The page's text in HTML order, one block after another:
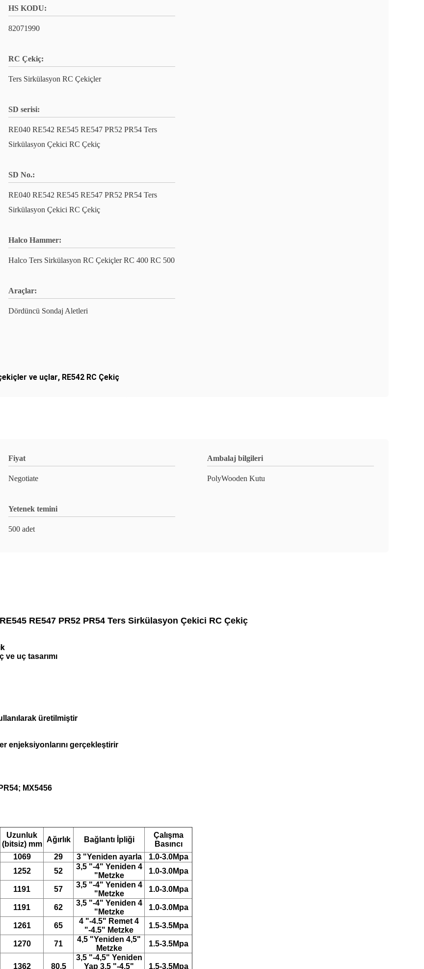
HS KODU:
82071990
RC Çekiç:
Ters Sirkülasyon RC Çekiçler
SD serisi:
RE040 RE542 RE545 RE547 PR52 PR54 Ters
Sirkülasyon Çekici RC Çekiç
SD No.:
RE040 RE542 RE545 RE547 PR52 PR54 Ters
Sirkülasyon Çekici RC Çekiç
Halco Hammer:
Halco Ters Sirkülasyon RC Çekiçler RC 400 RC 500
Araçlar:
Dördüncü Sondaj Aletleri
ve uçlar, RE542 RC Çekiç
Fiyat
Negotiate
Ambalaj bilgileri
PolyWooden Kutu
Yetenek temini
500 adet
RE547 PR52 PR54 Ters Sirkülasyon Çekici RC Çekiç
ve uç tasarımı
üretilmiştir
enjeksiyonlarını gerçekleştirir
MX5456
Uzunluk
(bitsiz) mm
Ağırlık Bağlantı İpliği
Çalışma
Basıncı
1069 29 3 "Yeniden ayarla
1.0-3.0Mpa
1252 52
3,5 "-4" Yeniden 4
"Metzke
1.0-3.0Mpa
1191 57
3,5 "-4" Yeniden 4
"Metzke
1.0-3.0Mpa
1191 62
3,5 "-4" Yeniden 4
"Metzke
1.0-3.0Mpa
1261 65
4 "-4.5" Remet 4
"-4.5" Metzke
1.5-3.5Mpa
1270 71
4,5 "Yeniden 4,5"
Metzke
1.5-3.5Mpa
1362 80.5
3,5 "-4,5" Yeniden
Yap 3,5 "-4,5"
1.5-3.5Mpa